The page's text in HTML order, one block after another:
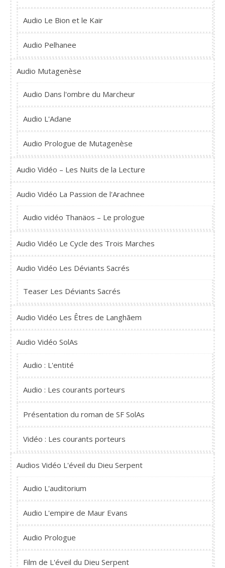
Audio Le Bion et le Kair
Audio Pelhanee
Audio Mutagenèse
Audio Dans l'ombre du Marcheur
Audio L'Adane
Audio Prologue de Mutagenèse
Audio Vidéo – Les Nuits de la Lecture
Audio Vidéo La Passion de l'Arachnee
Audio vidéo Thanäos – Le prologue
Audio Vidéo Le Cycle des Trois Marches
Audio Vidéo Les Déviants Sacrés
Teaser Les Déviants Sacrés
Audio Vidéo Les Êtres de Langhãem
Audio Vidéo SolAs
Audio : L'entité
Audio : Les courants porteurs
Présentation du roman de SF SolAs
Vidéo : Les courants porteurs
Audios Vidéo L'éveil du Dieu Serpent
Audio L'auditorium
Audio L'empire de Maur Evans
Audio Prologue
Film de L'éveil du Dieu Serpent